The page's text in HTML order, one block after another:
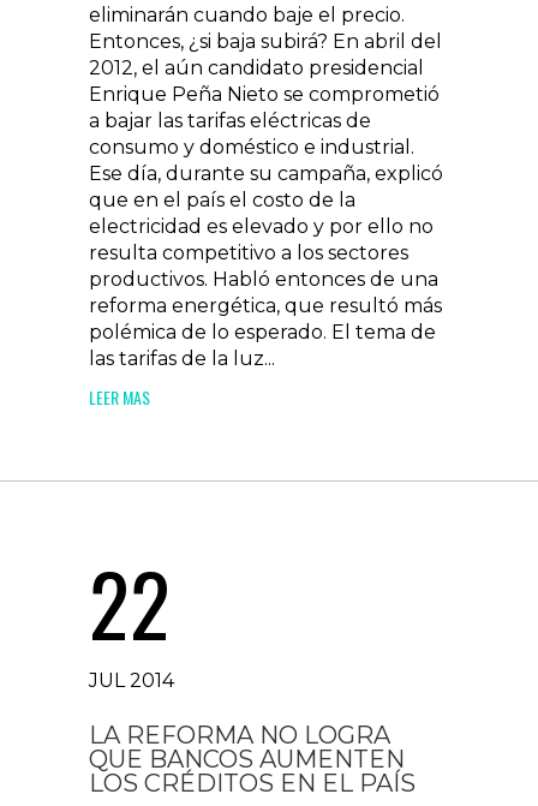
eliminarán cuando baje el precio.
Entonces, ¿si baja subirá? En abril del
2012, el aún candidato presidencial
Enrique Peña Nieto se comprometió
a bajar las tarifas eléctricas de
consumo y doméstico e industrial.
Ese día, durante su campaña, explicó
que en el país el costo de la
electricidad es elevado y por ello no
resulta competitivo a los sectores
productivos. Habló entonces de una
reforma energética, que resultó más
polémica de lo esperado. El tema de
las tarifas de la luz...
LEER MAS
22
JUL 2014
LA REFORMA NO LOGRA
QUE BANCOS AUMENTEN
LOS CRÉDITOS EN EL PAÍS